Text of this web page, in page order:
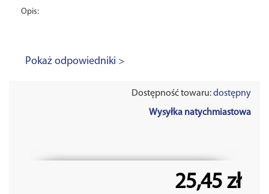
Opis:
Pokaż odpowiedniki >
Dostępność towaru:dostępny
Wysyłka natychmiastowa
25,45 zł